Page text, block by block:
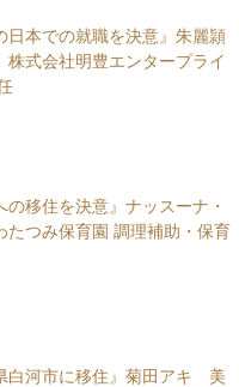
日本での就職を決意』朱麗頴
式会社明豊エンタープライ
の移住を決意』ナッスーナ・
つみ保育園 調理補助・保育
白河市に移住』菊田アキ 美